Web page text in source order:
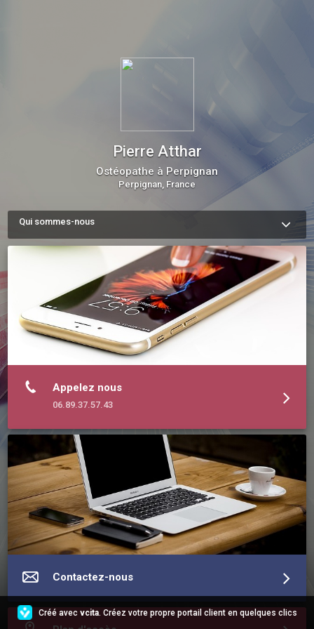
Pierre Atthar
Ostéopathe à Perpignan
Perpignan, France
Qui sommes-nous
Nous formons une équipe spécialisée dans l'ostéopathie,
l'hypnothérapie et la naturopathie. Vous avez une question,
besoin d'un conseil, ou vous souhaitez simplement prendre
rendez-vous ? Contactez nous au
Appelez nous
06.89.37.57.43
Contactez-nous
Créé avec vcita. Créez votre propre portail client en quelques clics